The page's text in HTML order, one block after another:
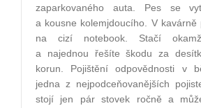
zaparkovaného auta. Pes se
a kousne kolemjdoucího. V kavárně
na cizí notebook. Stačí
a najednou řešíte škodu za
korun. Pojištění odpovědnosti v
jedna z nejpodceňovanějších
stojí jen pár stovek ročně a